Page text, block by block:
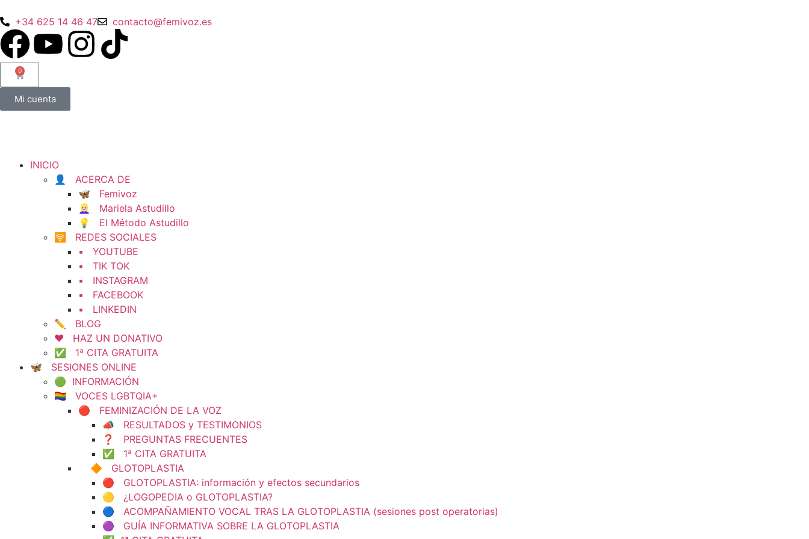
+34 625 14 46 47 contacto@femivoz.es
0
Mi cuenta
INICIO
👤 ACERCA DE
🦋 Femivoz
👱🏻‍♀️ Mariela Astudillo
💡 El Método Astudillo
🛜 REDES SOCIALES
▪️ YOUTUBE
▪️ TIK TOK
▪️ INSTAGRAM
▪️ FACEBOOK
▪️ LINKEDIN
✏️ BLOG
❤️ HAZ UN DONATIVO
✅ 1ª CITA GRATUITA
🦋 SESIONES ONLINE
🟢 INFORMACIÓN
🏳️‍🌈 VOCES LGBTQIA+
🔴 FEMINIZACIÓN DE LA VOZ
📣 RESULTADOS y TESTIMONIOS
❓ PREGUNTAS FRECUENTES
✅ 1ª CITA GRATUITA
🔶 GLOTOPLASTIA
🔴 GLOTOPLASTIA: información y efectos secundarios
🟡 ¿LOGOPEDIA o GLOTOPLASTIA?
🔵 ACOMPAÑAMIENTO VOCAL TRAS LA GLOTOPLASTIA (sesiones post operatorias)
🟣 GUÍA INFORMATIVA SOBRE LA GLOTOPLASTIA